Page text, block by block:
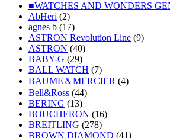
■WATCHES AND WONDERS
AbHeri (2)
agnes b (17)
ASTRON Revolution Line (9)
ASTRON (40)
BABY-G (29)
BALL WATCH (7)
BAUME＆MERCIER (4)
Bell&Ross (44)
BERING (13)
BOUCHERON (16)
BREITLING (278)
BROWN DIAMOND (41)